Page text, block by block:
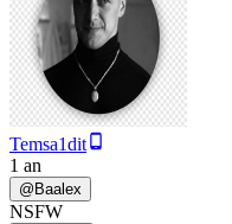
Temsa1dit
1 an
@ Baalex
NSFW